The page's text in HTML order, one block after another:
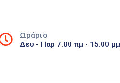
Ωράριο
Δευ - Παρ 7.00 πμ - 15.00 μμ